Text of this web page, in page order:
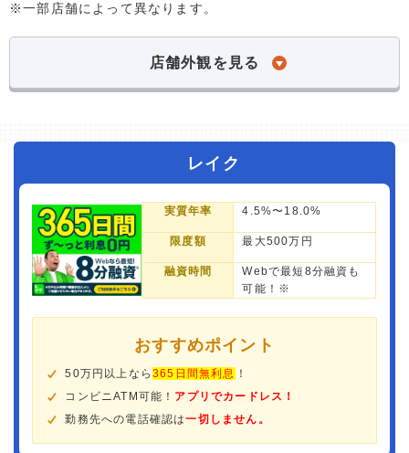
※一部店舗によって異なります。
店舗外観を見る
レイク
実質年率 4.5%〜18.0%
限度額 最大500万円
融資時間
Webで最短8分融資も
可能！※
おすすめポイント
50万円以上なら365日間無利息 ！
コンビニATM可能！ アプリでカードレス！
勤務先への電話確認は一切しません。